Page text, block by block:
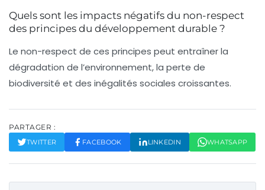
Quels sont les impacts négatifs du non-respect
des principes du développement durable ?
Le non-respect de ces principes peut entraîner la
dégradation de l’environnement, la perte de
biodiversité et des inégalités sociales croissantes.
PARTAGER :
TWITTER FACEBOOK LINKEDIN WHATSAPP